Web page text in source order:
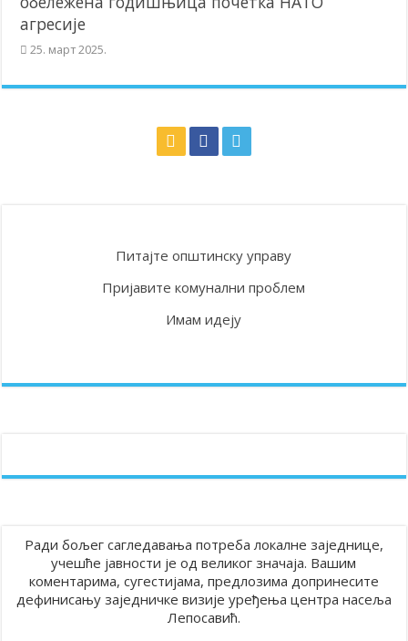
агресије
25. март 2025.
Питајте општинску управу
Пријавите комунални проблем
Имам идеју
Ради бољег сагледавања потреба локалне заједнице,
учешће јавности је од великог значаја. Вашим
коментарима, сугестијама, предлозима допринесите
дефинисању заједничке визије уређења центра насеља
Лепосавић.